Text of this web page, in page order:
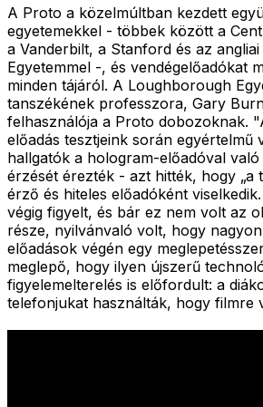
A Proto a közelmúltban kezdett
egyetemekkel - többek között a
a Vanderbilt, a Stanford és az
Egyetemmel -, és vendégelőadókat
minden tájáról. A Loughborough
tanszékének professzora, Gary
felhasználója a Proto dobozoknak.
előadás tesztjeink során egyértelmű
hallgatók a hologram-előadóval
érzését érezték - azt hitték, hogy „a
érző és hiteles előadóként
végig figyelt, és bár ez nem volt az
része, nyilvánvaló volt, hogy
előadások végén egy
meglepő, hogy ilyen újszerű
figyelemelterelés is előfordult: a
telefonjukat használták, hogy filmre